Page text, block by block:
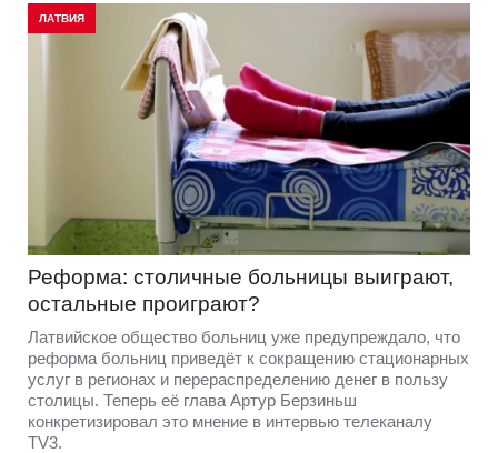
ЛАТВИЯ
Реформа: столичные больницы выиграют,
остальные проиграют?
Латвийское общество больниц уже предупреждало, что
реформа больниц приведёт к сокращению стационарных
услуг в регионах и перераспределению денег в пользу
столицы. Теперь её глава Артур Берзиньш
конкретизировал это мнение в интервью телеканалу
TV3.